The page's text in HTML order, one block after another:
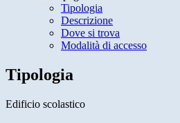
Tipologia
Descrizione
Dove si trova
Modalità di accesso
Tipologia
Edificio scolastico